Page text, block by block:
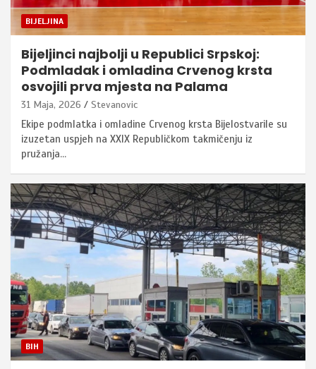
BIJELJINA
Bijeljinci najbolji u Republici Srpskoj:
Podmladak i omladina Crvenog krsta
osvojili prva mjesta na Palama
31 Maja, 2026 Stevanovic
Ekipe podmlatka i omladine Crvenog krsta Bijelostvarile su
izuzetan uspjeh na XXIX Republičkom takmičenju iz
pružanja…
BIH